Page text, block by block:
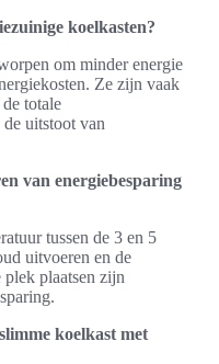
koelkasten?
om minder energie
Ze zijn vaak
totale
uitstoot van
van energiebesparing
tussen de 3 en 5
uitvoeren en de
plek plaatsen zijn
koelkast met